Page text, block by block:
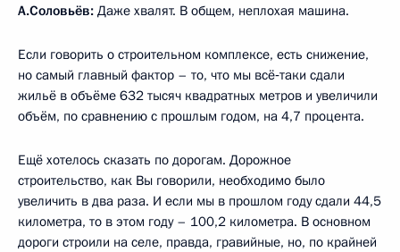
А.Соловьёв: Даже хвалят. В общем, неплохая машина.
Если говорить о строительном комплексе, есть снижение,
но самый главный фактор – то, что мы всё‑таки сдали
жильё в объёме 632 тысяч квадратных метров и увеличили
объём, по сравнению с прошлым годом, на 4,7 процента.
Ещё хотелось сказать по дорогам. Дорожное
строительство, как Вы говорили, необходимо было
увеличить в два раза. И если мы в прошлом году сдали 44,5
километра, то в этом году – 100,2 километра. В основном
дороги строили на селе, правда, гравийные, но, по крайней